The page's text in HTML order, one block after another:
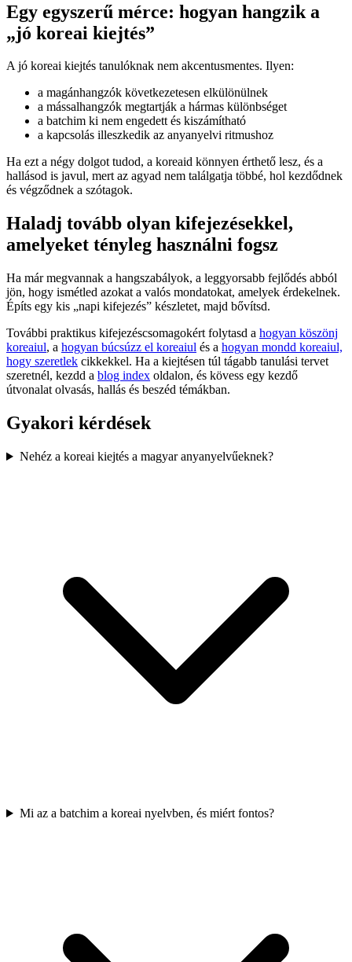
Egy egyszerű mérce: hogyan hangzik a
„jó koreai kiejtés”
A jó koreai kiejtés tanulóknak nem akcentusmentes. Ilyen:
a magánhangzók következetesen elkülönülnek
a mássalhangzók megtartják a hármas különbséget
a batchim ki nem engedett és kiszámítható
a kapcsolás illeszkedik az anyanyelvi ritmushoz
Ha ezt a négy dolgot tudod, a koreaid könnyen érthető lesz, és a
hallásod is javul, mert az agyad nem találgatja többé, hol kezdődnek
és végződnek a szótagok.
Haladj tovább olyan kifejezésekkel,
amelyeket tényleg használni fogsz
Ha már megvannak a hangszabályok, a leggyorsabb fejlődés abból
jön, hogy ismétled azokat a valós mondatokat, amelyek érdekelnek.
Építs egy kis „napi kifejezés” készletet, majd bővítsd.
További praktikus kifejezéscsomagokért folytasd a hogyan köszönj
koreaiul, a hogyan búcsúzz el koreaiul és a hogyan mondd koreaiul,
hogy szeretlek cikkekkel. Ha a kiejtésen túl tágabb tanulási tervet
szeretnél, kezdd a blog index oldalon, és kövess egy kezdő
útvonalat olvasás, hallás és beszéd témákban.
Gyakori kérdések
Nehéz a koreai kiejtés a magyar anyanyelvűeknek?
Mi az a batchim a koreai nyelvben, és miért fontos?